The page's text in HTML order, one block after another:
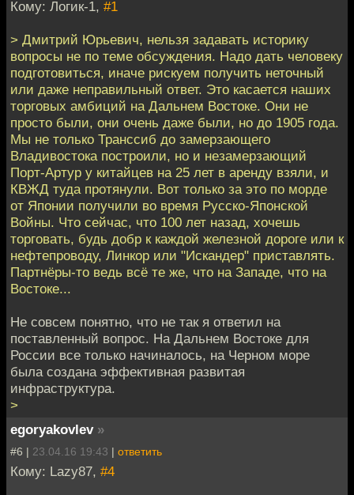
Кому: Логик-1, #1
> Дмитрий Юрьевич, нельзя задавать историку
вопросы не по теме обсуждения. Надо дать человеку
подготовиться, иначе рискуем получить неточный
или даже неправильный ответ. Это касается наших
торговых амбиций на Дальнем Востоке. Они не
просто были, они очень даже были, но до 1905 года.
Мы не только Транссиб до замерзающего
Владивостока построили, но и незамерзающий
Порт-Артур у китайцев на 25 лет в аренду взяли, и
КВЖД туда протянули. Вот только за это по морде
от Японии получили во время Русско-Японской
Войны. Что сейчас, что 100 лет назад, хочешь
торговать, будь добр к каждой железной дороге или к
нефтепроводу, Линкор или "Искандер" приставлять.
Партнёры-то ведь всё те же, что на Западе, что на
Востоке...
Не совсем понятно, что не так я ответил на
поставленный вопрос. На Дальнем Востоке для
России все только начиналось, на Черном море
была создана эффективная развитая
инфраструктура.
>
egoryakovlev »
#6 | 23.04.16 19:43 | ответить
Кому: Lazy87, #4